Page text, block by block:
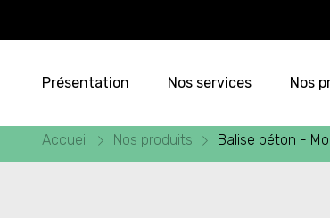
Présentation Nos services Nos
Accueil Nos produits Balise béton -